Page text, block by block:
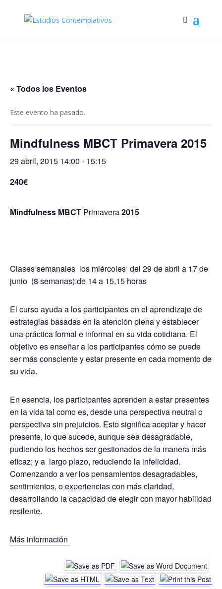
« Todos los Eventos
Este evento ha pasado.
Mindfulness MBCT Primavera 2015
29 abril, 2015 14:00 - 15:15
240€
Mindfulness MBCT Primavera2015
Clases semanales los miércoles del 29 de abril a 17 de
junio (8 semanas).de 14 a 15,15 horas
El curso ayuda a los participantes en el aprendizaje de
estrategias basadas en la atención plena y establecer
una práctica formal e informal en su vida cotidiana. El
objetivo es enseñar a los participantes cómo se puede
ser más consciente y estar presente en cada momento de
su vida.
En esencia, los participantes aprenden a estar presentes
en la vida tal como es, desde una perspectiva neutral o
perspectiva sin prejuicios. Esto significa aceptar y hacer
presente, lo que sucede, aunque sea desagradable,
pudiendo los hechos ser gestionados de la manera más
eficaz; y a largo plazo, reduciendo la infelicidad.
Comenzando a ver los pensamientos desagradables,
sentimientos, o experiencias con más claridad,
desarrollando la capacidad de elegir con mayor habilidad
resilente.
Más información